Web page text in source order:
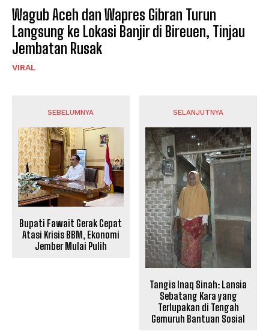
Wagub Aceh dan Wapres Gibran Turun
Langsung ke Lokasi Banjir di Bireuen, Tinjau
Jembatan Rusak
VIRAL
SEBELUMNYA
Bupati Fawait Gerak Cepat
Atasi Krisis BBM, Ekonomi
Jember Mulai Pulih
SELANJUTNYA
Tangis Inaq Sinah: Lansia
Sebatang Kara yang
Terlupakan di Tengah
Gemuruh Bantuan Sosial